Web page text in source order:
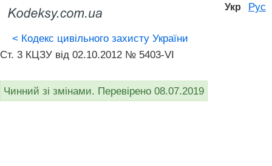
Укр Рус
< Кодекс цивільного захисту України
Ст. 3 КЦЗУ від 02.10.2012 № 5403-VI
Чинний зі змінами. Перевірено 08.07.2019